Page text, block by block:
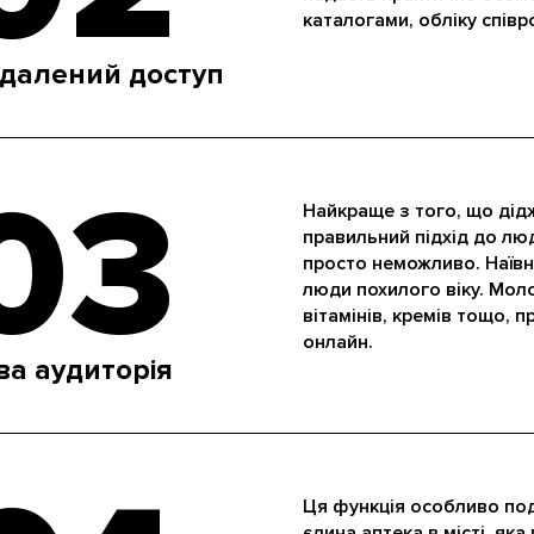
доступ
каталогами, обліку
аудиторія
Найкраще з того, що
правильний підхід до
просто неможливо.
люди похилого віку.
вітамінів, кремів тощо,
онлайн.
Ця функція особливо